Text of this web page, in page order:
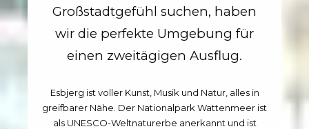
Großstadtgefühl suchen, haben
wir die perfekte Umgebung für
einen zweitägigen Ausflug.
Esbjerg ist voller Kunst, Musik und Natur, alles in
greifbarer Nähe. Der Nationalpark Wattenmeer ist
als UNESCO-Weltnaturerbe anerkannt und ist